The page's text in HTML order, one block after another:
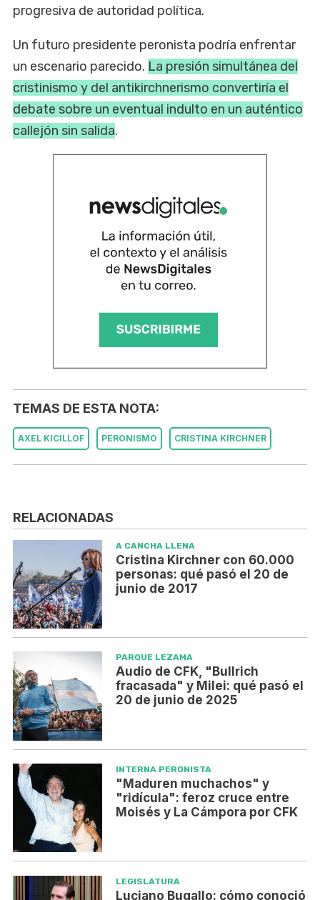
progresiva de autoridad política.
Un futuro presidente peronista podría enfrentar
un escenario parecido. La presión simultánea del
cristinismo y del antikirchnerismo convertiría el
debate sobre un eventual indulto en un auténtico
callejón sin salida.
TEMAS DE ESTA NOTA:
AXEL KICILLOF PERONISMO CRISTINA KIRCHNER
RELACIONADAS
A CANCHA LLENA
Cristina Kirchner con 60.000
personas: qué pasó el 20 de
junio de 2017
PARQUE LEZAMA
Audio de CFK, "Bullrich
fracasada" y Milei: qué pasó el
20 de junio de 2025
INTERNA PERONISTA
"Maduren muchachos" y
"ridícula": feroz cruce entre
Moisés y La Cámpora por CFK
LEGISLATURA
Luciano Bugallo: cómo conoció